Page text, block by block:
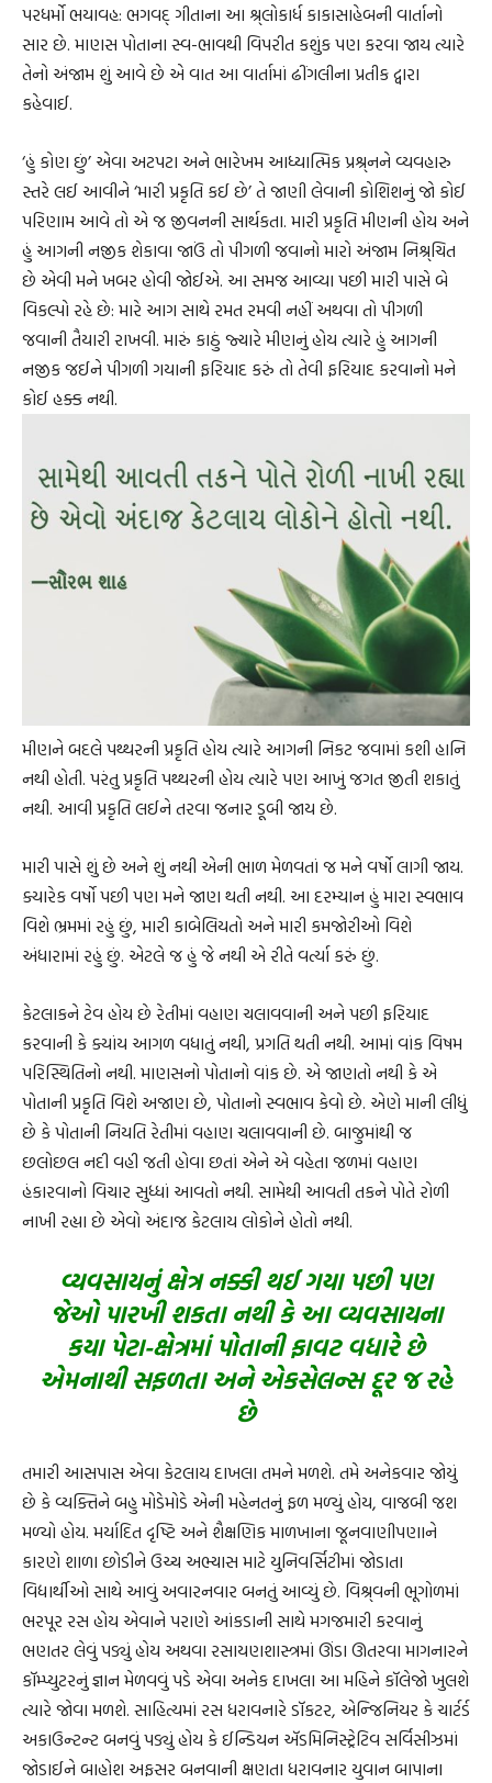
પરધર્મો ભયાવહ: ભગવદ્ ગીતાના આ શ્ર્લોકાર્ધ કાકાસાહેબની વાર્તાનો
સાર છે. માણસ પોતાના સ્વ-ભાવથી વિપરીત કશુંક પણ કરવા જાય ત્યારે
તેનો અંજામ શું આવે છે એ વાત આ વાર્તામાં ઢીંગલીના પ્રતીક દ્વારા
કહેવાઈ.
‘હું કોણ છું’ એવા અટપટા અને ભારેખમ આધ્યાત્મિક પ્રશ્ર્નને વ્યવહારુ
સ્તરે લઈ આવીને ‘મારી પ્રકૃતિ કઈ છે’ તે જાણી લેવાની કોશિશનું જો કોઈ
પરિણામ આવે તો એ જ જીવનની સાર્થકતા. મારી પ્રકૃતિ મીણની હોય અને
હું આગની નજીક શેકાવા જાઉં તો પીગળી જવાનો મારો અંજામ નિશ્ર્ચિત
છે એવી મને ખબર હોવી જોઈએ. આ સમજ આવ્યા પછી મારી પાસે બે
વિકલ્પો રહે છે: મારે આગ સાથે રમત રમવી નહીં અથવા તો પીગળી
જવાની તૈયારી રાખવી. મારું કાઠું જ્યારે મીણનું હોય ત્યારે હું આગની
નજીક જઈને પીગળી ગયાની ફરિયાદ કરું તો તેવી ફરિયાદ કરવાનો મને
કોઈ હક્ક નથી.
મીણને બદલે પથ્થરની પ્રકૃતિ હોય ત્યારે આગની નિકટ જવામાં કશી હાનિ
નથી હોતી. પરંતુ પ્રકૃતિ પથ્થરની હોય ત્યારે પણ આખું જગત જીતી શકાતું
નથી. આવી પ્રકૃતિ લઈને તરવા જનાર ડૂબી જાય છે.
મારી પાસે શું છે અને શું નથી એની ભાળ મેળવતાં જ મને વર્ષો લાગી જાય.
ક્યારેક વર્ષો પછી પણ મને જાણ થતી નથી. આ દરમ્યાન હું મારા સ્વભાવ
વિશે ભ્રમમાં રહું છું, મારી કાબેલિયતો અને મારી કમજોરીઓ વિશે
અંધારામાં રહું છું. એટલે જ હું જે નથી એ રીતે વર્ત્યા કરું છું.
કેટલાકને ટેવ હોય છે રેતીમાં વહાણ ચલાવવાની અને પછી ફરિયાદ
કરવાની કે ક્યાંય આગળ વધાતું નથી, પ્રગતિ થતી નથી. આમાં વાંક વિષમ
પરિસ્થિતિનો નથી. માણસનો પોતાનો વાંક છે. એ જાણતો નથી કે એ
પોતાની પ્રકૃતિ વિશે અજાણ છે, પોતાનો સ્વભાવ કેવો છે. એણે માની લીધું
છે કે પોતાની નિયતિ રેતીમાં વહાણ ચલાવવાની છે. બાજુમાંથી જ
છલોછલ નદી વહી જતી હોવા છતાં એને એ વહેતા જળમાં વહાણ
હંકારવાનો વિચાર સુધ્ધાં આવતો નથી. સામેથી આવતી તકને પોતે રોળી
નાખી રહ્યા છે એવો અંદાજ કેટલાય લોકોને હોતો નથી.
વ્યવસાયનું ક્ષેત્ર નક્કી થઈ ગયા પછી પણ
જેઓ પારખી શકતા નથી કે આ વ્યવસાયના
કયા પેટા-ક્ષેત્રમાં પોતાની ફાવટ વધારે છે
એમનાથી સફળતા અને એકસેલન્સ દૂર જ રહે
છે
તમારી આસપાસ એવા કેટલાય દાખલા તમને મળશે. તમે અનેકવાર જોયું
છે કે વ્યક્તિને બહુ મોડેમોડે એની મહેનતનું ફળ મળ્યું હોય, વાજબી જશ
મળ્યો હોય. મર્યાદિત દૃષ્ટિ અને શૈક્ષણિક માળખાના જૂનવાણીપણાને
કારણે શાળા છોડીને ઉચ્ચ અભ્યાસ માટે યુનિવર્સિટીમાં જોડાતા
વિદ્યાર્થીઓ સાથે આવું અવારનવાર બનતું આવ્યું છે. વિશ્ર્વની ભૂગોળમાં
ભરપૂર રસ હોય એવાને પરાણે આંકડાની સાથે મગજમારી કરવાનું
ભણતર લેવું પડ્યું હોય અથવા રસાયણશાસ્ત્રમાં ઊંડા ઊતરવા માગનારને
કૉમ્પ્યુટરનું જ્ઞાન મેળવવું પડે એવા અનેક દાખલા આ મહિને કૉલેજો ખુલશે
ત્યારે જોવા મળશે. સાહિત્યમાં રસ ધરાવનારે ડૉકટર, એન્જિનિયર કે ચાર્ટર્ડ
અકાઉન્ટન્ટ બનવું પડ્યું હોય કે ઈન્ડિયન ઍડમિનિસ્ટ્રેટિવ સર્વિસીઝમાં
જોડાઈને બાહોશ અફસર બનવાની ક્ષણતા ધરાવનાર યુવાન બાપાના